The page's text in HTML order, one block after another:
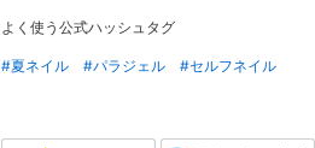
よく使う公式ハッシュタグ
#夏ネイル #パラジェル #セルフネイル